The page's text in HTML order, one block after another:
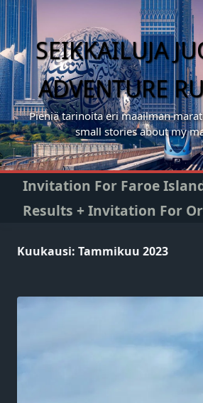
Skip
to
contentSEIKKAILUJA
ADVENTURE
Pieniä tarinoita eri maailman
small stories about my
Invitation For Faroe
Results + Invitation For
Kuukausi: Tammikuu 2023